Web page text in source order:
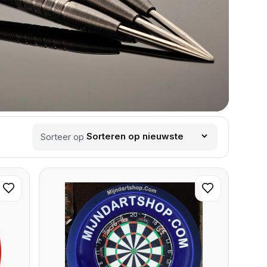
Sorteer op